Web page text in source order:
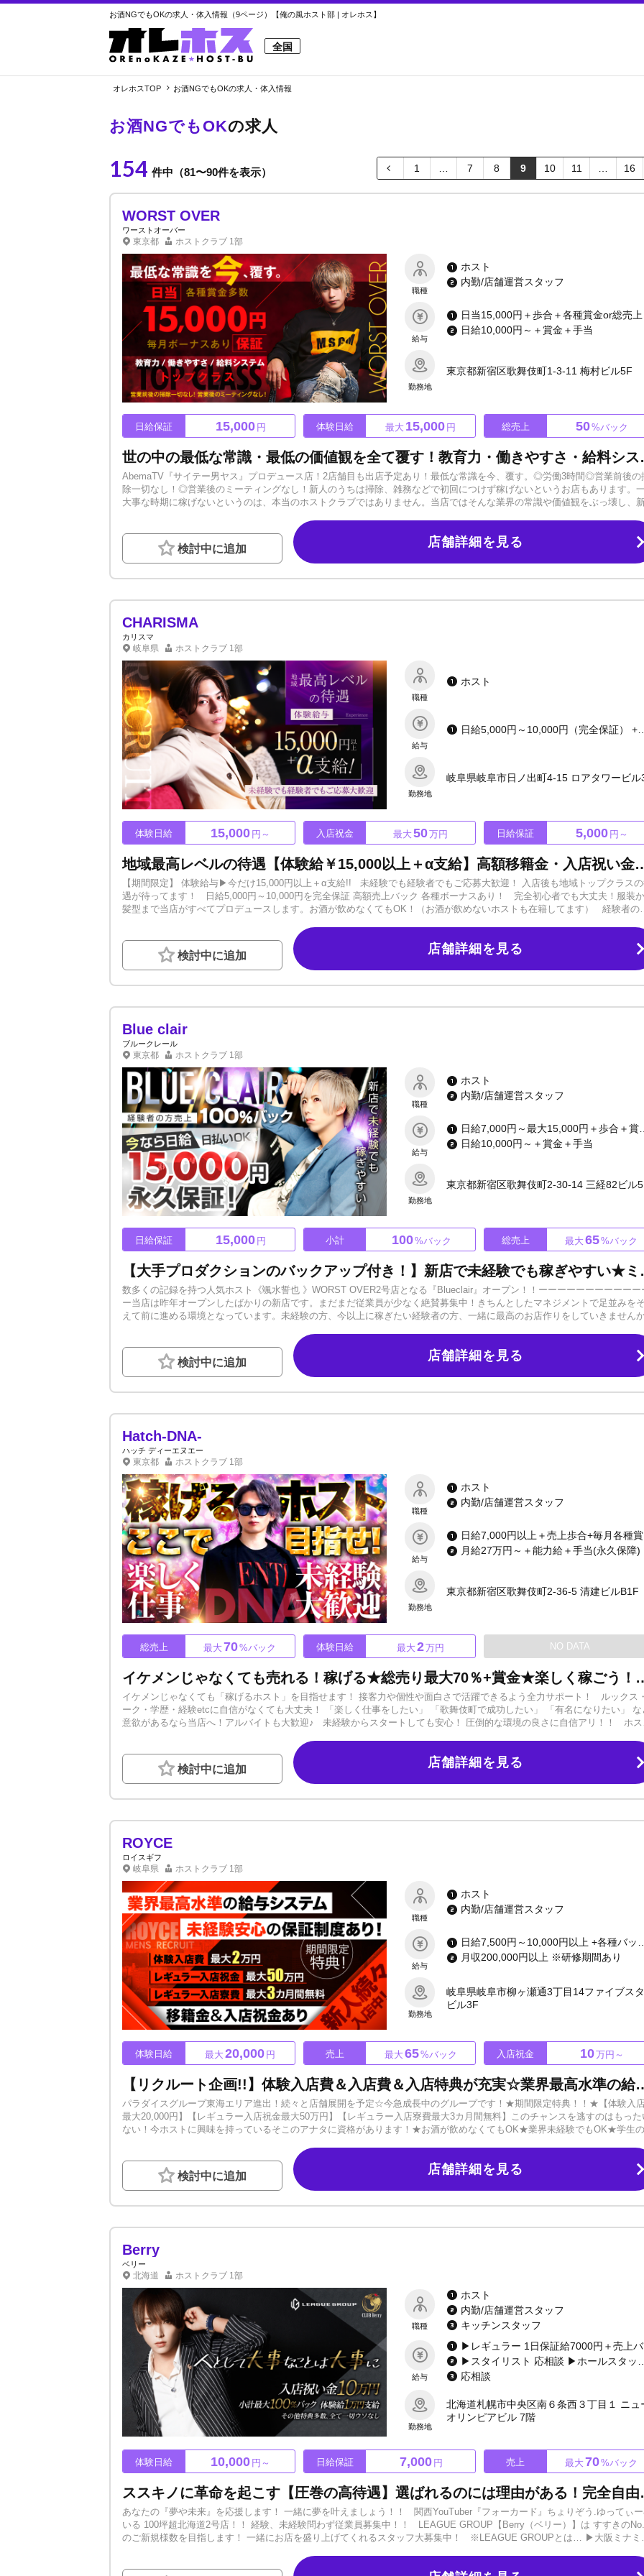
お酒NGでもOKの求人・体入情報（9ページ）【俺の風ホスト部 | オレホス】
全国
オレホスTOP お酒NGでもOKの求人・体入情報
お酒NGでもOKの求人
154 件中（81〜90件を表示） 1 7 8 9 10 11 16
WORST OVER
ワーストオーバー
東京都 ホストクラブ 1部
職種
ホスト
内勤/店舗運営スタッフ
給与
日給10,000円～＋賞金＋手当
勤務地
東京都新宿区歌舞伎町1-3-11 梅村ビル5F
日給保証 15,000 円 体験日給 最大 15,000 円 総売上 50%バック
世の中の最低な常識
AbemaTV『サイテー男ヤス』プロデュース店！2店舗目も出店予定あり！最低な常識を今、覆す。◎労働3時間◎営業前後の
除一切なし！◎営業後のミーティングなし！新人のうちは掃除、雑務などで初回につけず稼げないというお店もあります。
大事な時期に稼げないというのは、本当のホストクラブではありません。当店ではそんな業界の常識や価値観をぶっ壊し、
種賞金多数】【毎月ボーナスあり】～メディア実績多数～SNSやTikTokなどで積極的に発信中！今の時代に大切なメディア
も積極的です！～教育実績多数～未経験から始めたキャストはたくさんいます。当店は1人1人に寄り添った形で教育・指導を
っております。ホストは1人だけで成長できるわけではありません。ホストをやってみたい方、夢を諦めた方、もう一度頑張
てみたい方、一緒に前へ進みましょう。ーーーーーーーーーーーーー◆求人をご覧になっている皆様へ◆ WORST OVERの颯
誓也です。 まず初めに当店の求人ページをご覧いただき有難うございます! こちらを読んでいただけているという事は、移
る仲間を大募集しています! WORST OVERでは貴方達1人1人が主人公!! 少しでも気になった方はお気軽にお問い合わせくださ
い。ーーーーーーーーーーーーー絶対に夢を叶えます、絶対に後悔はさせません。まずは面接でお話して、体験入店で実際に
れてみてください。やる気さえあれば誰でも大歓迎です！ご応募・お問い合わせ楽しみにお待ちしております！
検討中に追加 店舗詳細を見る
CHARISMA
カリスマ
岐阜県 ホストクラブ 1部
職種
ホスト
給与
勤務地
岐阜県岐阜市日ノ出町4-15 ロアタワービル
体験日給 15,000 円～ 入店祝金 最大50万円 日給保証 5,000 円～
地域最高レベルの待遇【体験給￥15,000以上＋α支給】高額移籍金・入店祝い金も完備！未経
【期間限定】 体験給与▶今だけ15,000円以上＋α支給!! 未経験でも経験者でもご応募大歓迎！ 入店後も地域トップクラス
遇が待ってます！ 日給5,000円～10,000円を完全保証 高額売上バック 各種ボーナスあり！ 完全初心者でも大丈夫！服装
髪型まで当店がすべてプロデュースします。お酒が飲めなくてもOK！（お酒が飲めないホストも在籍してます） 経験者の
規数で柳ヶ瀬トップクラスの人気店！新人の方でもすぐにお客様がつきます（チャンス大）！ ▶罰金・強卓・ノルマなど
なし！ ▶強制的なキャッチ行為、理不尽な暴力もなし！ アットホームな店づくり、健康的なホストになれるお店です。 【
睦会あり】 月に一度、スポーティな親睦会を行っております。野球部、フットサル部、バスケ部、ゴルフ部など…好きな部に
所属して好きなスポーツを楽しめます！ ※スポーツが苦手な方でも、バーベキューやボウリング大会などの行事にも参加で
るのでご安心ください。 1日体験入店実施中！ あなたの夢を実現させることが可能な当店で、一緒に夢を叶えましょう！
検討中に追加 店舗詳細を見る
Blue clair
ブルークレール
東京都 ホストクラブ 1部
職種
ホスト
内勤/店舗運営スタッフ
給与
日給7,000円
日給10,000円～＋賞金＋手当
勤務地
東京都新宿区歌舞伎町2-30-14 三経82ビル
日給保証 15,000 円 小計 100%バック 総売上 最大65%バック
【大手プロダクショ
数多くの記録を持つ人気ホスト《颯水誓也 》WORST OVER2号店となる『Blueclair』オープン！！ーーーーーーーーーーー
ー当店は昨年オープンしたばかりの新店です。まだまだ従業員が少なく絶賛募集中！きちんとしたマネジメントで足並みを
えて前に進める環境となっています。未経験の方、今以上に稼ぎたい経験者の方、一緒に最高のお店作りをしていきません
ているお店では、上が多くチャンスの回数は少なくなっています。当店はフロントスタッフが新規のお客様をお席に配置し
います。そのため、偏ることがなく平等に席に回れるようになっています！《お酒が飲めなくてもOK！》ノンアル営業もちろ
ん大丈夫！そして新人を積極採用していてヘルプに着く回数が他店よりも少ないので、無理に飲むこともありません！●いじ
め、派閥一切なし●メディア/SNS戦略徹底●寮費初月無料●写真代無料●日払いOK！毎日がお給料日●お酒が飲めなくてもOKそ
の他待遇も充実しています。今なら日給15,000円永久保証！週休2日制で仕事も遊びも楽しめます！3時間営業で無理なく稼
す。
検討中に追加 店舗詳細を見る
Hatch-DNA-
ハッチ ディーエヌエー
東京都 ホストクラブ 1部
職種
ホスト
内勤/店舗運営スタッフ
給与
月給27万円～＋能力給＋手当(永久保障)
勤務地
東京都新宿区歌舞伎町2-36-5 清建ビルB1F
総売上 最大70%バック 体験日給 最大2万円 NO DATA
イケメンじゃなくても売れる！稼げる★総売り最大70％+賞金★楽し
イケメンじゃなくても「稼げるホスト」を目指せます！ 接客力や個性や面白さで活躍できるよう全力サポート！ ルックス
ーク・学歴・経験etcに自信がなくても大丈夫！ 「楽しく仕事をしたい」 「歌舞伎町で成功したい」 「有名になりたい」 な
意欲があるなら当店へ！アルバイトも大歓迎♪ 未経験からスタートしても安心！ 圧倒的な環境の良さに自信アリ！！ ホス
ら目標達成の速さは業界トップクラスを自負しています！あなたの魅力や個性を引き出して、容姿に関わらず稼げるように
ートします！ ※イケメンも在籍してます、ご応募大歓迎！ ★学生や20代のスタッフ多数！ 学校やバイトの話が気軽にでき
楽しく働けます！理不尽な上下関係などはありません。服装・髪型・髪色自由→私服でOK！ ※私服に自信がない方はコー
꙳✧˖°⌖꙳✧˖°⌖꙳✧˖°⌖꙳✧˖°꙳✧˖°⌖꙳✧˖°⌖ 楽しくホストライフを送りたい方も、上を目指したい人も、現役引退後のことも視野に
検討中に追加 店舗詳細を見る
ROYCE
ロイスギフ
岐阜県 ホストクラブ 1部
職種
ホスト
内勤/店舗運営スタッフ
給与
日給7,500円～10,000円以上 +各種バック
月収200,000円以上 ※研修期間あり
勤務地
岐阜県岐阜市柳ヶ瀬通3丁目14ファイブス
ビル3F
体験日給 最大20,000 円 売上 最大65%バック 入店祝金 10万円～
【リクルート企画!!】体験入店費＆入店費＆入店特典が充実☆業界最高
パラダイスグループ東海エリア進出！続々と店舗展開を予定☆今急成長中のグループです！★期間限定特典！！★【体験入
最大20,000円】【レギュラー入店祝金最大50万円】【レギュラー入店寮費最大3カ月間無料】このチャンスを逃すのはもった
ない！今ホストに興味を持っているそこのアナタに資格があります！★お酒が飲めなくてもOK★業界未経験でもOK★学生
●宣材写真撮影ホストに必要なものは全てサポートさせていただきます。寮完備なので遠方の方もぜひご連絡ください♪【岐
ROYCE】未経験者の方には安心の保証制度付き！経験者の方には高額移籍金ご用意！☆新人続々入店中☆「やる気」と「期
待」だけお持ちいただければ大丈夫です！この勢いに乗り遅れないようご注意ください！～1週間仮入店システムあり～ホス
業界に興味はあるけど不安・・・もっとお店のことをよく知りたい・・・そんな方に向けて1週間の仮入店システムを導入！
ナタの不安はすべて解消致します。まずはお気軽にお問い合わせください☆
検討中に追加 店舗詳細を見る
Berry
ベリー
北海道 ホストクラブ 1部
職種
ホスト
内勤/店舗運営スタッフ
キッチンスタッフ
給与
▶レギュラー 1日保証給7000
応相談
勤務地
北海道札幌市中央区南６条西３丁目１ ニュ
オリンピアビル 7階
体験日給 10,000 円～ 日給保証 7,000 円 売上 最大70%バック
ススキノに革命を起こす【圧巻の
あなたの『夢や未来』を応援します！ 一緒に夢を叶えましょう！！ 関西YouTuber『フォーカード』ちょりぞう.ゆってぃ
いる 100坪超北海道2号店！！ 経験、未経験問わず従業員募集中！！ LEAGUE GROUP【Berry（ベリー）】は すすきの
のご新規様数を目指します！ 一緒にお店を盛り上げてくれるスタッフ大募集中！ ※LEAGUE GROUPとは… ▶大阪ミナミ
着きまくれるのでチャンスの数が違います！！ 【完全新人サポート制度】 A.祝い金合計10万円支給 B.2ヶ月間携帯代支給